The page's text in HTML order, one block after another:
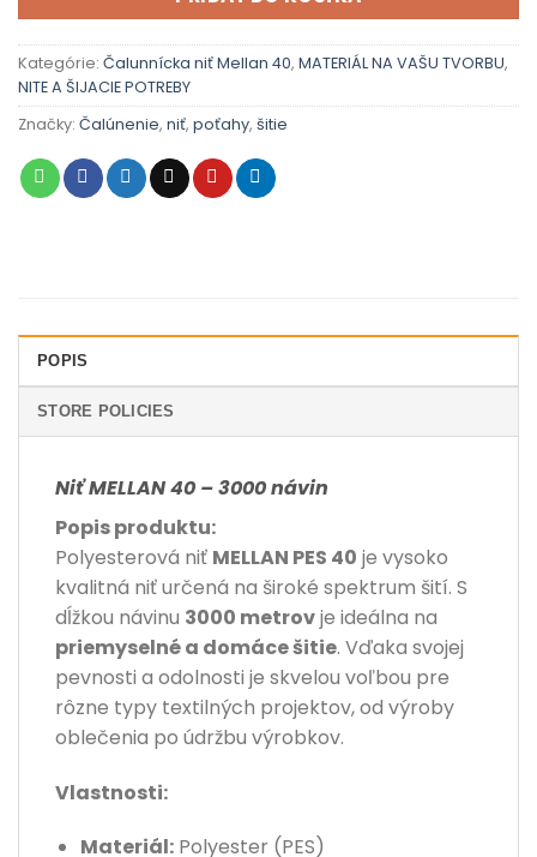
Kategórie: Čalunnícka niť Mellan 40, MATERIÁL NA VAŠU TVORBU,
NITE A ŠIJACIE POTREBY
Značky: Čalúnenie, niť, poťahy, šitie
POPIS
STORE POLICIES
Niť MELLAN 40 – 3000 návin
Popis produktu:
Polyesterová niť MELLAN PES 40 je vysoko
kvalitná niť určená na široké spektrum šití. S
dĺžkou návinu 3000 metrovje ideálna na
priemyselné a domáce šitie. Vďaka svojej
pevnosti a odolnosti je skvelou voľbou pre
rôzne typy textilných projektov, od výroby
oblečenia po údržbu výrobkov.
Vlastnosti:
Materiál:Polyester (PES)